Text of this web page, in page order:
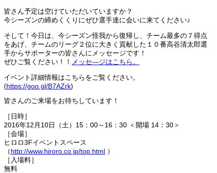
皆さん予定は空けていただいていますか？
今シーズンの締めくくりにぜひ選手達に会いに来てください♪
そして！今日は、今シーズン怪我から復帰し、チーム最多の７得点
をあげ、チームのリーグ２位に大きく貢献した１０番高谷清太郎選
手からサポーターの皆さんにメッセージです！
ぜひご覧ください！！
メッセ―ジはこちら。
イベント詳細情報はこちらをご覧ください。
(https://goo.gl/B7AZrk)
皆さんのご来場をお待ちしています！
［日時］
2016年12月10日（土）15：00～16：30 ＜開場 14：30＞
［会場］
ヒロロ3Fイベントスペース
（http://www.hiroro.co.jp/top.html ）
［入場料］
無料